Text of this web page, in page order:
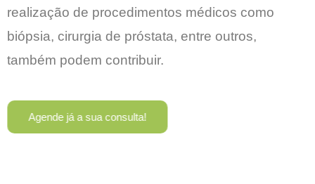
realização de procedimentos médicos como
biópsia, cirurgia de próstata, entre outros,
também podem contribuir.
Agende já a sua consulta!